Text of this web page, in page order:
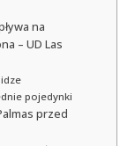
na
– UD Las
pojedynki
przed